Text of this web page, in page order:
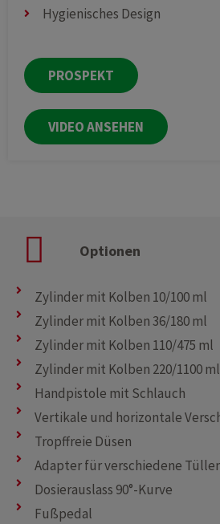
Hygienisches Design
PROSPEKT
VIDEO ANSEHEN
Optionen
Zylinder mit Kolben 10/100 ml
Zylinder mit Kolben 36/180 ml
Zylinder mit Kolben 110/475 ml
Zylinder mit Kolben 220/1100 ml
Handpistole mit Schlauch
Vertikale und horizontale
Tropffreie Düsen
Adapter für verschiedene
Dosierauslass 90°-Kurve
Fußpedal